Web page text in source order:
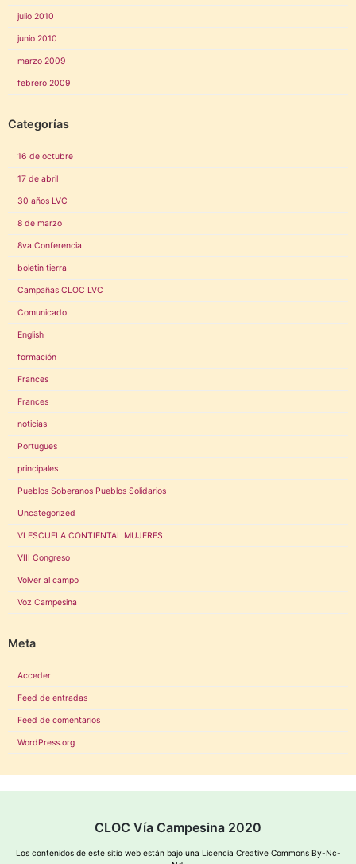
julio 2010
junio 2010
marzo 2009
febrero 2009
Categorías
16 de octubre
17 de abril
30 años LVC
8 de marzo
8va Conferencia
boletin tierra
Campañas CLOC LVC
Comunicado
English
formación
Frances
Frances
noticias
Portugues
principales
Pueblos Soberanos Pueblos Solidarios
Uncategorized
VI ESCUELA CONTIENTAL MUJERES
VIII Congreso
Volver al campo
Voz Campesina
Meta
Acceder
Feed de entradas
Feed de comentarios
WordPress.org
CLOC Vía Campesina 2020
Los contenidos de este sitio web están bajo una Licencia Creative Commons By-Nc-